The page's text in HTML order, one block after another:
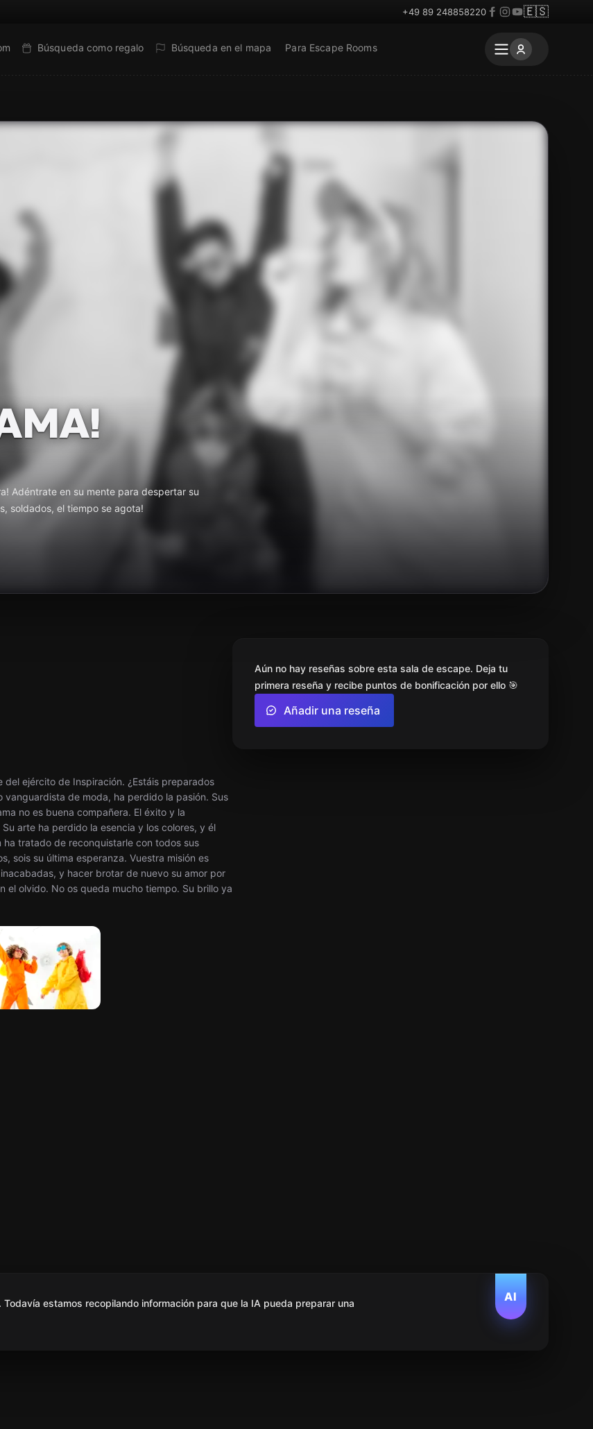
+49 89 248858220 🇪🇸
Búsqueda como regalo Búsqueda en el mapa Para Escape Rooms
Adéntrate en su mente para despertar su
soldados, el tiempo se agota!
del ejército de Inspiración. ¿Estáis preparados
vanguardista de moda, ha perdido la pasión. Sus
no es buena compañera. El éxito y la
arte ha perdido la esencia y los colores, y él
tratado de reconquistarle con todos sus
sois su última esperanza. Vuestra misión es
y hacer brotar de nuevo su amor por
el olvido. No os queda mucho tiempo. Su brillo ya
Aún no hay reseñas sobre esta sala de escape. Deja tu
primera reseña y recibe puntos de bonificación por ello 🎯
Añadir una reseña
AI
estamos recopilando información para que la IA pueda preparar una